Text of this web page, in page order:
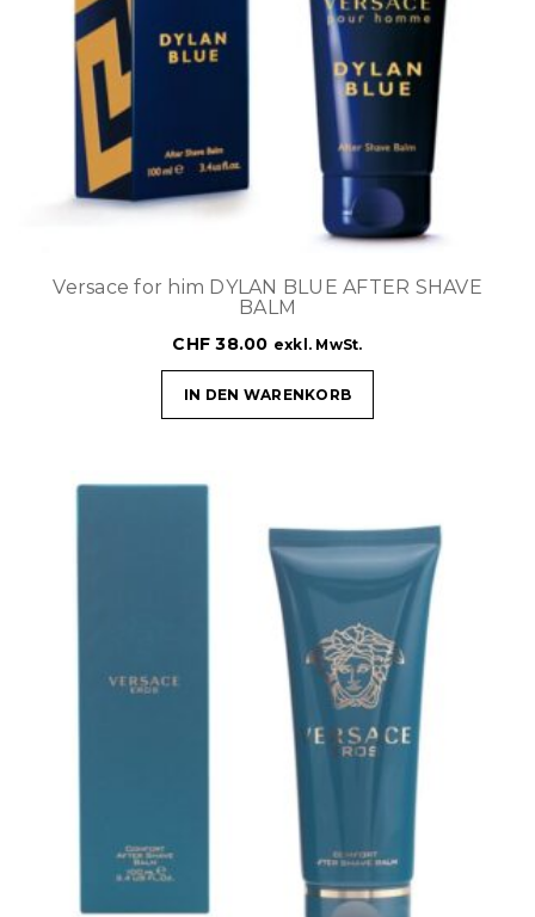
Versace for him DYLAN BLUE AFTER SHAVE
BALM
CHF 38.00 exkl. MwSt.
IN DEN WARENKORB